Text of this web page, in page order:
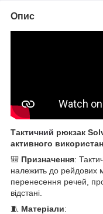
Опис
Тактичний рюкзак
активного
🎒 Призначення:
належить до рейдових
перенесення речей,
відстані.
🧵 Матеріали: